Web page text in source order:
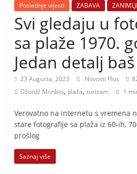
a
l
o
z
i
t
v
n
i
h
Poslednje vijesti ZABAVA
Svi gledaju u
sa plaže 1970.
Jedan detalj
23 Augusta, 2023 Novosti Plus
Džordž Monbio, plaža,turizam 1
Verovatno na internetu s vremena
stare fotografije sa plaža iz 60-ih,
prošlog
Saznaj više